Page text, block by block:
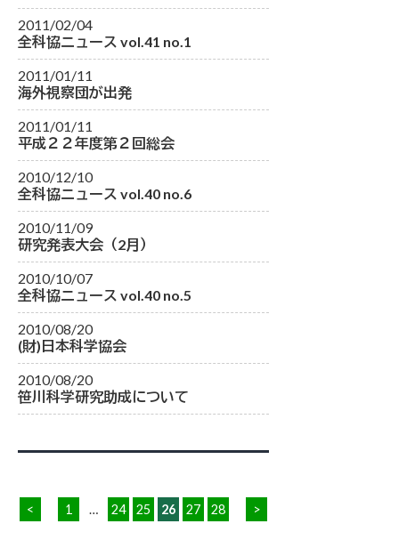
2011/02/04
全科協ニュース vol.41 no.1
2011/01/11
海外視察団が出発
2011/01/11
平成２２年度第２回総会
2010/12/10
全科協ニュース vol.40 no.6
2010/11/09
研究発表大会（2月）
2010/10/07
全科協ニュース vol.40 no.5
2010/08/20
(財)日本科学協会
2010/08/20
笹川科学研究助成について
< 1 … 24 25 26 27 28 >